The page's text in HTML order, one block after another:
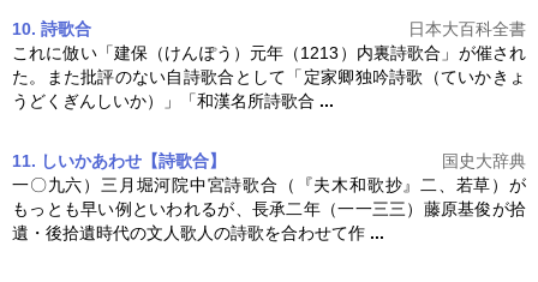
10. 詩歌合
日本大百科全書
これに倣い「建保（けんぽう）元年（1213）内裏詩歌合」が催され
た。また批評のない自詩歌合として「定家卿独吟詩歌
（ていかきょ
うどくぎんしいか）」「和漢名所詩歌合 ...
11. しいかあわせ【詩歌合】
国史大辞典
一〇九六）三月堀河院中宮詩歌合（『夫木和歌抄』二、若草）が
もっとも早い例といわれるが、長承二年（一一三三）藤原基俊が拾
遺・後拾遺時代の文人歌人の詩歌を合わせて作 ...